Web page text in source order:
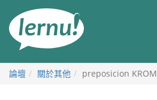
論壇 關於其他 preposicion KROM